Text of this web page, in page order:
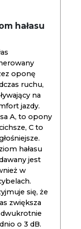
hałasu
oponę
ruchu,
na
jazdy.
A, to opony
C to
hałasu
jest
w
się, że
zwiększa
dwukrotnie
o 3 dB.